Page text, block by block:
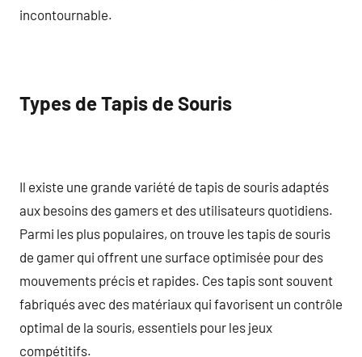
incontournable.
Types de Tapis de Souris
Il existe une grande variété de tapis de souris adaptés
aux besoins des gamers et des utilisateurs quotidiens.
Parmi les plus populaires, on trouve les tapis de souris
de gamer qui offrent une surface optimisée pour des
mouvements précis et rapides. Ces tapis sont souvent
fabriqués avec des matériaux qui favorisent un contrôle
optimal de la souris, essentiels pour les jeux
compétitifs.